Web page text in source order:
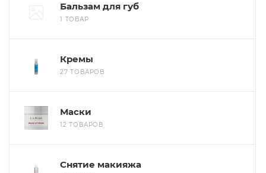
Бальзам для губ
1 ТОВАР
Кремы
27 ТОВАРОВ
Маски
12 ТОВАРОВ
Снятие макияжа